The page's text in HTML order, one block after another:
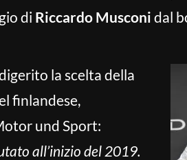
di Riccardo Musconi dal
la scelta della
finlandese,
und Sport:
all’inizio del 2019.